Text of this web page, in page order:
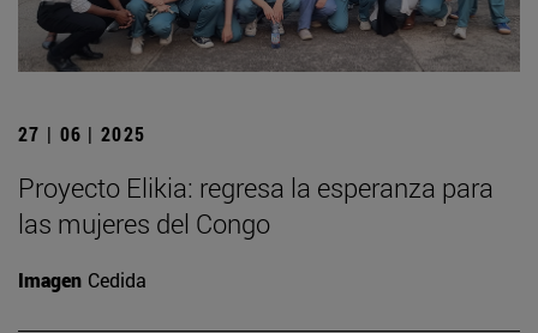
27 | 06 | 2025
Proyecto Elikia: regresa la esperanza para
las mujeres del Congo
Imagen Cedida